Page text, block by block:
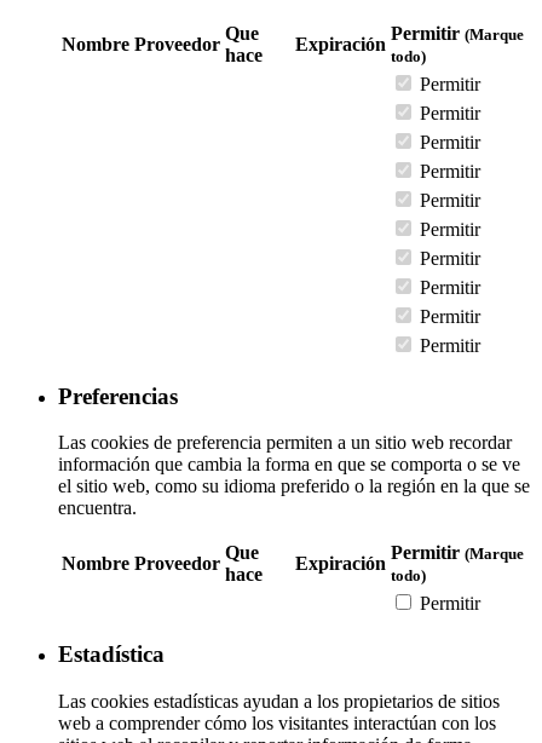
Nombre Proveedor
Que
hace
Expiración
Permitir (Marque
todo)
Permitir
Permitir
Permitir
Permitir
Permitir
Permitir
Permitir
Permitir
Permitir
Permitir
Preferencias
Las cookies de preferencia permiten a un sitio web recordar
información que cambia la forma en que se comporta o se ve
el sitio web, como su idioma preferido o la región en la que se
encuentra.
Nombre Proveedor
Que
hace
Expiración
Permitir (Marque
todo)
Permitir
Estadística
Las cookies estadísticas ayudan a los propietarios de sitios
web a comprender cómo los visitantes interactúan con los